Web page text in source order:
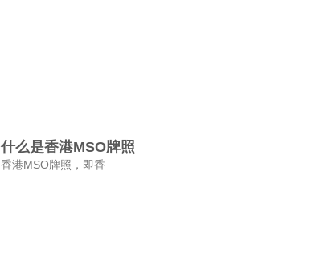
什么是香港MSO牌照
香港MSO牌照，即香